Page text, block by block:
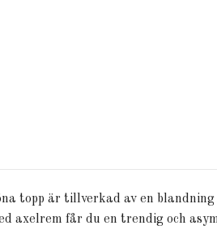
topp är tillverkad av en
axelrem får du en trendig och